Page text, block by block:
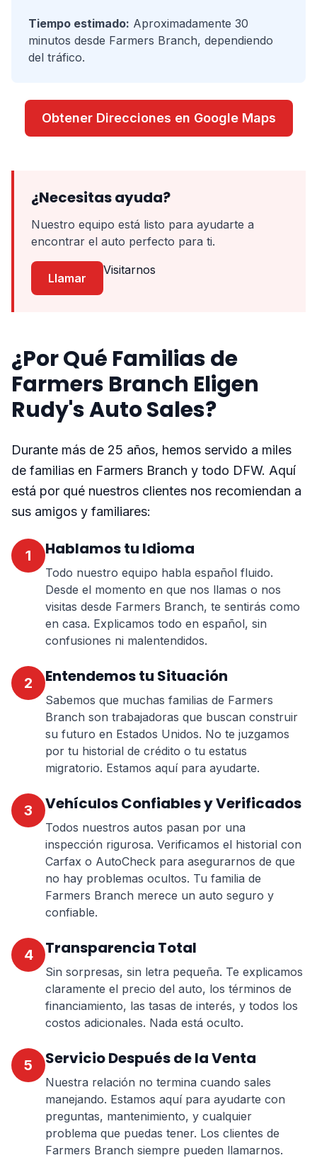
Tiempo estimado: Aproximadamente 30
minutos desde Farmers Branch, dependiendo
del tráfico.
Obtener Direcciones en Google Maps
¿Necesitas ayuda?
Nuestro equipo está listo para ayudarte a
encontrar el auto perfecto para ti.
Llamar
Visitarnos
¿Por Qué Familias de
Farmers Branch Eligen
Rudy's Auto Sales?
Durante más de 25 años, hemos servido a miles
de familias en Farmers Branch y todo DFW. Aquí
está por qué nuestros clientes nos recomiendan a
sus amigos y familiares:
1 Hablamos tu Idioma
Todo nuestro equipo habla español fluido.
Desde el momento en que nos llamas o nos
visitas desde Farmers Branch, te sentirás como
en casa. Explicamos todo en español, sin
confusiones ni malentendidos.
2 Entendemos tu Situación
Sabemos que muchas familias de Farmers
Branch son trabajadoras que buscan construir
su futuro en Estados Unidos. No te juzgamos
por tu historial de crédito o tu estatus
migratorio. Estamos aquí para ayudarte.
3 Vehículos Confiables y Verificados
Todos nuestros autos pasan por una
inspección rigurosa. Verificamos el historial con
Carfax o AutoCheck para asegurarnos de que
no hay problemas ocultos. Tu familia de
Farmers Branch merece un auto seguro y
confiable.
4 Transparencia Total
Sin sorpresas, sin letra pequeña. Te explicamos
claramente el precio del auto, los términos de
financiamiento, las tasas de interés, y todos los
costos adicionales. Nada está oculto.
5 Servicio Después de la Venta
Nuestra relación no termina cuando sales
manejando. Estamos aquí para ayudarte con
preguntas, mantenimiento, y cualquier
problema que puedas tener. Los clientes de
Farmers Branch siempre pueden llamarnos.